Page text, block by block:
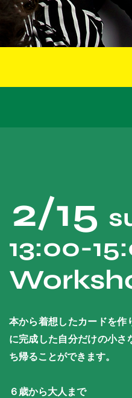
2/15
13:00-
本から着想したカードを作
に完成した自分だけの小さ
ち帰ることができます。
６歳から大人まで